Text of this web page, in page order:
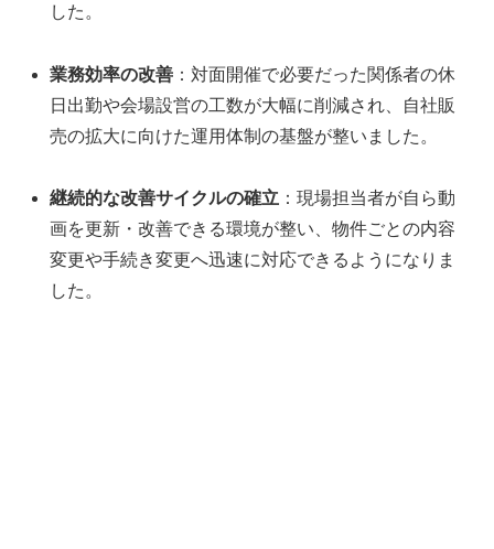
した。
業務効率の改善 ：対面開催で必要だった関係者の休
日出勤や会場設営の工数が大幅に削減され、自社販
売の拡大に向けた運用体制の基盤が整いました。
継続的な改善サイクルの確立 ：現場担当者が自ら動
画を更新・改善できる環境が整い、物件ごとの内容
変更や手続き変更へ迅速に対応できるようになりま
した。